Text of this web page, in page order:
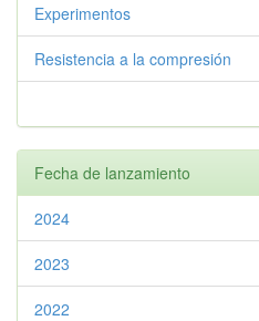
Experimentos
Resistencia a la compresión
Fecha de lanzamiento
2024
2023
2022